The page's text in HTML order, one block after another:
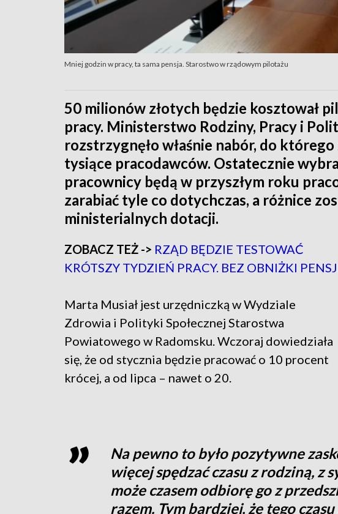
Mniej godzin w pracy, ta sama pensja. Starostwo w rządowym pilotażu
50 milionów złotych będzie kosztował
pracy. Ministerstwo Rodziny, Pracy i
rozstrzygnęło właśnie nabór, do którego
tysiące pracodawców. Ostatecznie
pracownicy będą w przyszłym roku
zarabiać tyle co dotychczas, a różnice
ministerialnych dotacji.
ZOBACZ TEŻ -> RZĄD BĘDZIE TESTOWAĆ
KRÓTSZY TYDZIEŃ PRACY. BEZ OBNIŻKI
Marta Musiał jest urzędniczką w Wydziale
Zdrowia i Polityki Społecznej Starostwa
Powiatowego w Radomsku. Wczoraj dowiedziała
się, że od stycznia będzie pracować o 10 procent
krócej, a od lipca – nawet o 20.
Na pewno to było pozytywne
więcej spędzać czasu z rodziną, z
może czasem odbiorę go z
razem. Tym bardziej, że tego